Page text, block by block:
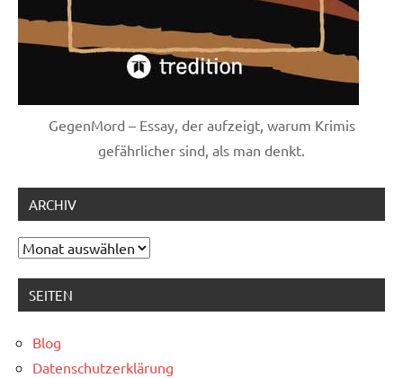
GegenMord – Essay, der aufzeigt, warum Krimis
gefährlicher sind, als man denkt.
ARCHIV
Archiv
SEITEN
Blog
Datenschutzerklärung